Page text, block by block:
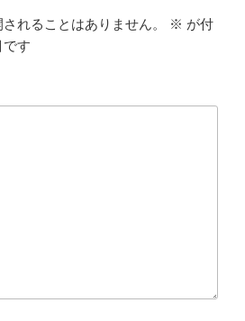
れることはありません。 ※ が付
です